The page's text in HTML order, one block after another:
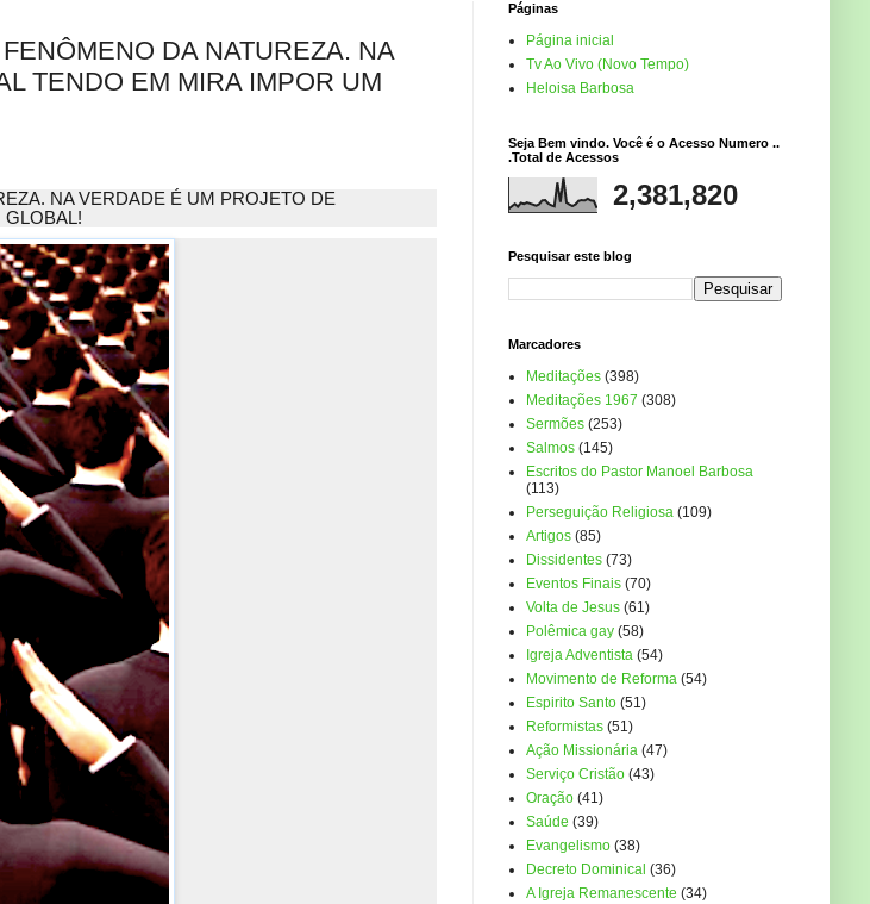
DA NATUREZA. NA
TENDO EM MIRA IMPOR UM
NA VERDADE É UM PROJETO DE
GLOBAL!
Páginas
Página inicial
Tv Ao Vivo (Novo Tempo)
Heloisa Barbosa
Seja Bem vindo. Você é o Acesso Numero ..
.Total de Acessos
2,381,820
Pesquisar este blog
Marcadores
Meditações (398)
Meditações 1967 (308)
Sermões (253)
Salmos (145)
Escritos do Pastor Manoel Barbosa
(113)
Perseguição Religiosa (109)
Artigos (85)
Dissidentes (73)
Eventos Finais (70)
Volta de Jesus (61)
Polêmica gay (58)
Igreja Adventista (54)
Movimento de Reforma (54)
Espirito Santo (51)
Reformistas (51)
Ação Missionária (47)
Serviço Cristão (43)
Oração (41)
Saúde (39)
Evangelismo (38)
Decreto Dominical (36)
A Igreja Remanescente (34)